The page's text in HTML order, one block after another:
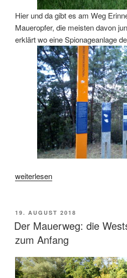
Hier und da gibt es am Weg
Maueropfer, die meisten davon
erklärt wo eine Spionageanlage
„Der
Südseite“
weiterlesen
VERÖFFENTLICHT
AM
19. AUGUST 2018
Der Mauerweg: die
zum Anfang